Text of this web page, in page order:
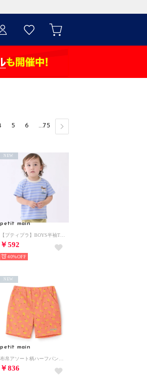
5 6 ...75
petit main
￥592
NEW
40%
petit main
￥836
NEW